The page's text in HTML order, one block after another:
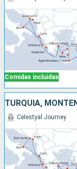
Comidas incluidas
Celestyal Journey